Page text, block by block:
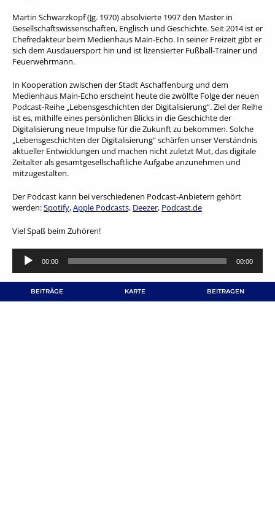
BEITRÄGE KARTE BEITRAGEN
Martin Schwarzkopf (Jg. 1970) absolvierte 1997 den Master in
Gesellschaftswissenschaften, Englisch und Geschichte. Seit 2014 ist er
Chefredakteur beim Medienhaus Main-Echo. In seiner Freizeit gibt er
sich dem Ausdauersport hin und ist lizensierter Fußball-Trainer und
Feuerwehrmann.
In Kooperation zwischen der Stadt Aschaffenburg und dem
Medienhaus Main-Echo erscheint heute die zwölfte Folge der neuen
Podcast-Reihe „Lebensgeschichten der Digitalisierung“. Ziel der Reihe
ist es, mithilfe eines persönlichen Blicks in die Geschichte der
Digitalisierung neue Impulse für die Zukunft zu bekommen. Solche
„Lebensgeschichten der Digitalisierung“ schärfen unser Verständnis
aktueller Entwicklungen und machen nicht zuletzt Mut, das digitale
Zeitalter als gesamtgesellschaftliche Aufgabe anzunehmen und
mitzugestalten.
Der Podcast kann bei verschiedenen Podcast-Anbietern gehört
werden:Spotify,Apple Podcasts, Deezer, Podcast.de
Viel Spaß beim Zuhören!
Audio-
Player
00:00 00:00
Bildung